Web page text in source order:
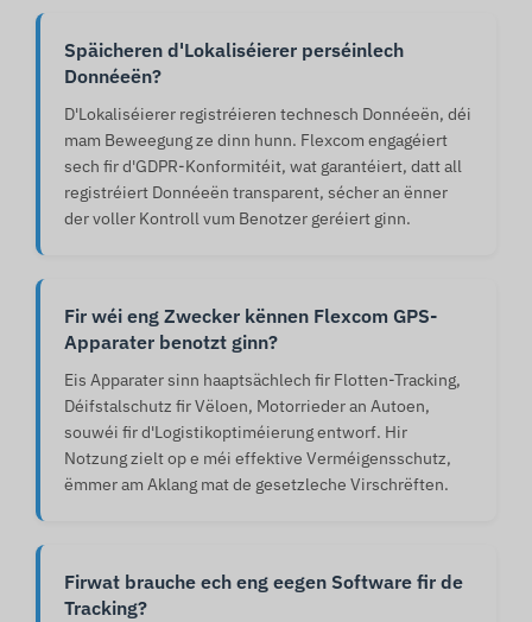
Späicheren d'Lokaliséierer perséinlech
Donnéeën?
D'Lokaliséierer registréieren technesch Donnéeën, déi
mam Beweegung ze dinn hunn. Flexcom engagéiert
sech fir d'GDPR-Konformitéit, wat garantéiert, datt all
registréiert Donnéeën transparent, sécher an ënner
der voller Kontroll vum Benotzer geréiert ginn.
Fir wéi eng Zwecker kënnen Flexcom GPS-
Apparater benotzt ginn?
Eis Apparater sinn haaptsächlech fir Flotten-Tracking,
Déifstalschutz fir Vëloen, Motorrieder an Autoen,
souwéi fir d'Logistikoptiméierung entworf. Hir
Notzung zielt op e méi effektive Verméigensschutz,
ëmmer am Aklang mat de gesetzleche Virschrëften.
Firwat brauche ech eng eegen Software fir de
Tracking?